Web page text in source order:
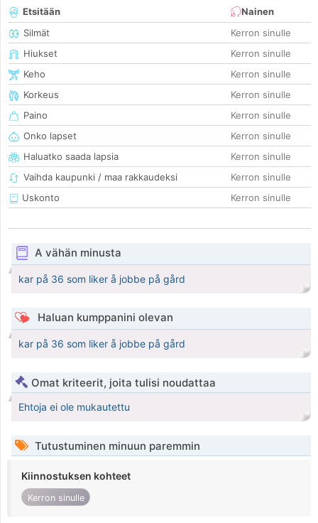
Etsitään
Nainen
Silmät
Kerron sinulle
Hiukset
Kerron sinulle
Keho
Kerron sinulle
Korkeus
Kerron sinulle
Paino
Kerron sinulle
Onko lapset
Kerron sinulle
Haluatko saada lapsia
Kerron sinulle
Vaihda kaupunki / maa rakkaudeksi
Kerron sinulle
Uskonto
Kerron sinulle
A vähän minusta
kar på 36 som liker å jobbe på gård
Haluan kumppanini olevan
kar på 36 som liker å jobbe på gård
Omat kriteerit, joita tulisi noudattaa
Ehtoja ei ole mukautettu
Tutustuminen minuun paremmin
Kiinnostuksen kohteet
Kerron sinulle